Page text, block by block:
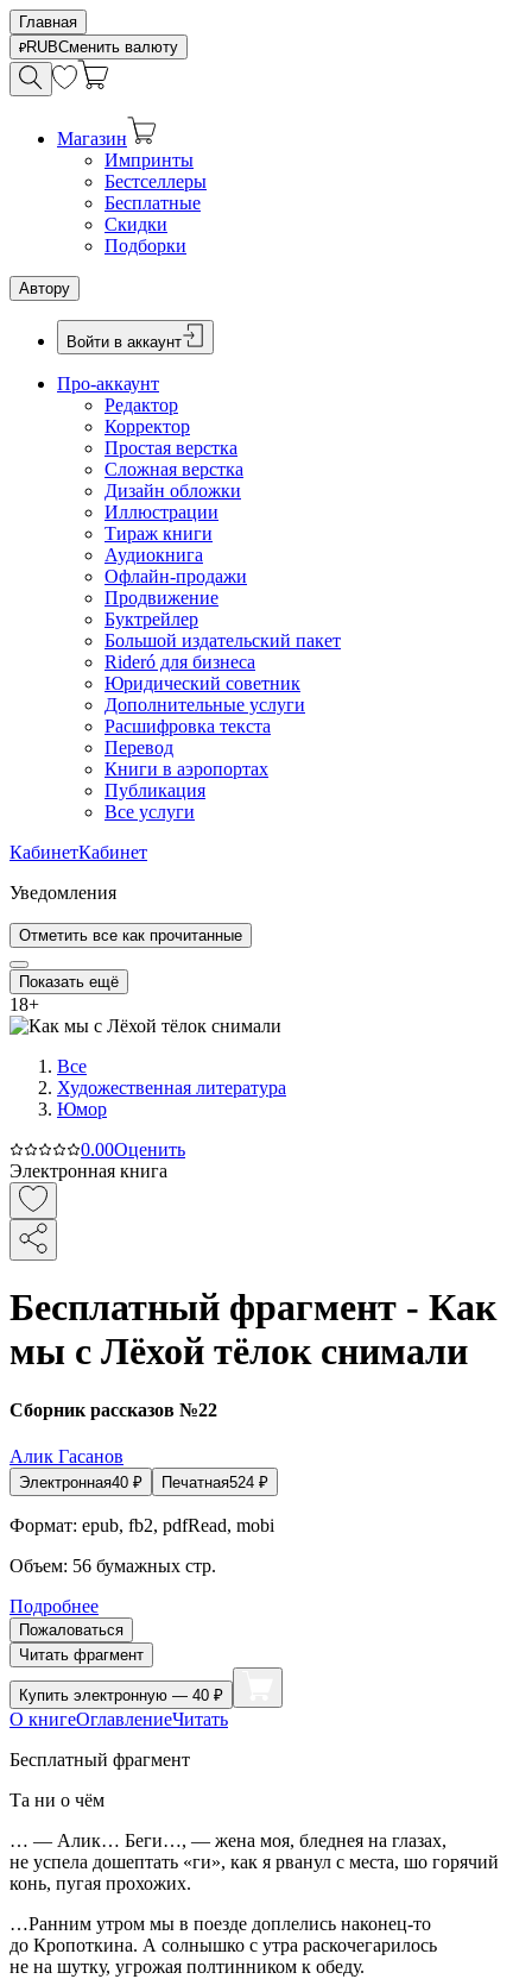
Главная
RUBСменить валюту
Магазин
Импринты
Бестселлеры
Бесплатные
Скидки
Подборки
Автору
Войти в аккаунт
Про-аккаунт
Редактор
Корректор
Простая верстка
Сложная верстка
Дизайн обложки
Иллюстрации
Тираж книги
Аудиокнига
Офлайн-продажи
Продвижение
Буктрейлер
Большой издательский пакет
Rideró для бизнеса
Юридический советник
Дополнительные услуги
Расшифровка текста
Перевод
Книги в аэропортах
Публикация
Все услуги
КабинетКабинет
Уведомления
Отметить все как прочитанные
Показать ещё
18+
Все
Художественная литература
Юмор
0.00Оценить
Электронная книга
Бесплатный фрагмент - Как
мы с Лёхой тёлок снимали
Сборник рассказов №22
Алик Гасанов
Электронная40 ₽ Печатная524 ₽
Формат: epub, fb2, pdfRead, mobi
Объем: 56 бумажных стр.
Подробнее
Пожаловаться
Читать фрагмент
Купить электронную — 40 ₽
О книгеОглавлениеЧитать
Бесплатный фрагмент
Та ни о чём
… — Алик… Беги…, — жена моя, бледнея на глазах,
не успела дошептать «ги», как я рванул с места, шо горячий
конь, пугая прохожих.
…Ранним утром мы в поезде доплелись наконец-то
до Кропоткина. А солнышко с утра раскочегарилось
не на шутку, угрожая полтинником к обеду.